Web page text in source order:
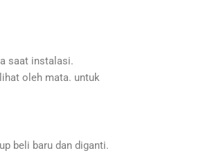
saat instalasi.
oleh mata. untuk
beli baru dan diganti.